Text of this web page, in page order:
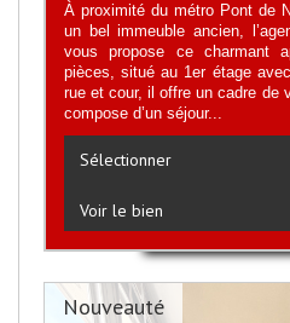
À proximité du métro Pont de
un bel immeuble ancien,
vous propose ce charmant
pièces, situé au 1er étage
rue et cour, il offre un cadre de
compose d’un séjour...
Sélectionner
Voir le bien
Nouveauté